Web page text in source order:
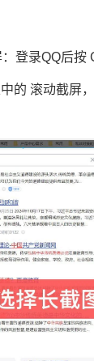
登录QQ后按
的 滚动截屏